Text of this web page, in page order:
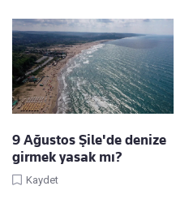
9 Ağustos Şile'de denize
girmek yasak mı?
Kaydet